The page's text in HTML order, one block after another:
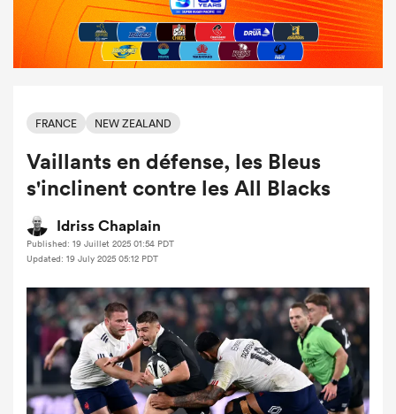
FRANCE NEW ZEALAND
Vaillants en défense, les Bleus
s'inclinent contre les All Blacks
Idriss Chaplain
Published: 19 Juillet 2025 01:54 PDT
Updated: 19 July 2025 05:12 PDT